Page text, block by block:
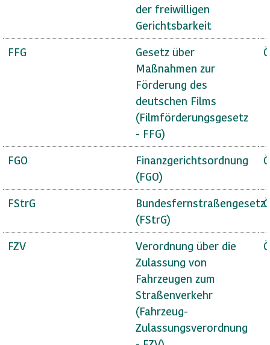
der freiwilligen
Gerichtsbarkeit
FFG
Gesetz über
Maßnahmen zur
Förderung des
deutschen Films
(Filmförderungsgesetz
- FFG)
FGO
Finanzgerichtsordnung
(FGO)
FStrG
Bundesfernstraßengesetz
(FStrG)
FZV
Verordnung über die
Zulassung von
Fahrzeugen zum
Straßenverkehr
(Fahrzeug-
Zulassungsverordnung